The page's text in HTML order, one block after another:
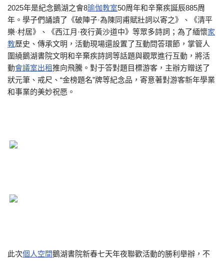
2025年是紀念鵝湖之會8瑜伽教室50周年和辛棄疾誕辰885周
年。學子們誦讀了《破陣子·為陳同甫賦壯詞以寄之》、《清平
樂·村居》、《西江月·夜行黃沙道中》等眾多詩詞；為了緬懷家
教歷史、傳承文明，活動現場還設置了互動問答環節，掌管人
圍繞鵝湖書院文明和辛棄疾詩詞等話題與觀眾進行互動，將活
動會議室出租推向飛騰。對于答對題目標游客，主辦方贈送了
狀元筆、戒尺、“金榜題名”牌等紀念品，寄意著對游客新年學業
和事業的美妙祝愿。
此次個人空間鵝湖書院新春七天年夜聯歡活動的勝利舉辦，不